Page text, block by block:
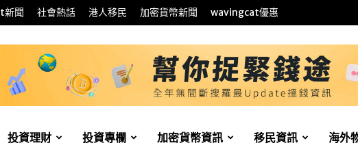
聞 社會熱話 港人移民 加密貨幣新聞 wavingcat優惠
投資理財 投資專欄 加密貨幣資訊 移民資訊
海外